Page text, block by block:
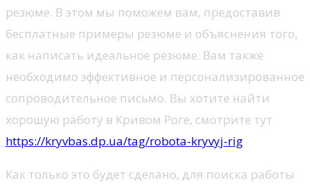
резюме. В этом мы поможем вам, предоставив
бесплатные примеры резюме и объяснения того,
как написать идеальное резюме. Вам также
необходимо эффективное и персонализированное
сопроводительное письмо. Вы хотите найти
хорошую работу в Кривом Роге, смотрите тут
https://kryvbas.dp.ua/tag/robota-kryvyj-rig
Как только это будет сделано, для поиска работы